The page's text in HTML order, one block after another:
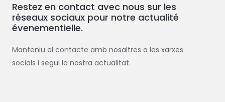
Restez en contact avec nous sur les
réseaux sociaux pour notre actualité
évenementielle.
Manteniu el contacte amb nosaltres a les xarxes
socials i segui la nostra actualitat.